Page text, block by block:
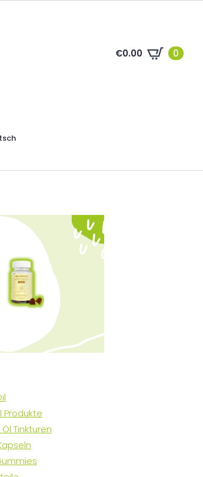
€0.00 0
Produkte
Tinkturen